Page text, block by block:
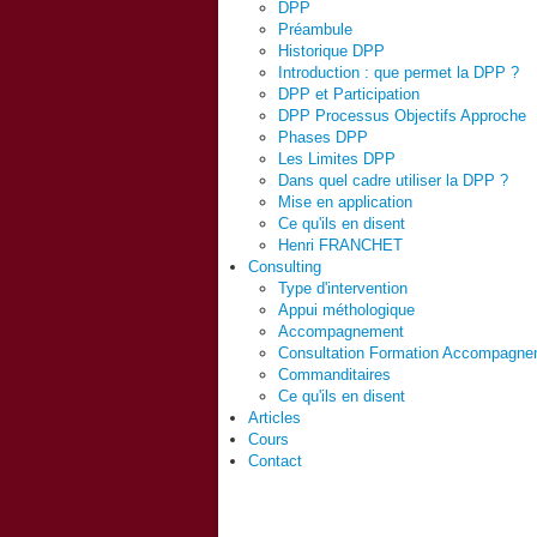
DPP
Préambule
Historique DPP
Introduction : que permet la DPP ?
DPP et Participation
DPP Processus Objectifs Approche
Phases DPP
Les Limites DPP
Dans quel cadre utiliser la DPP ?
Mise en application
Ce qu'ils en disent
Henri FRANCHET
Consulting
Type d'intervention
Appui méthologique
Accompagnement
Consultation Formation
Commanditaires
Ce qu'ils en disent
Articles
Cours
Contact